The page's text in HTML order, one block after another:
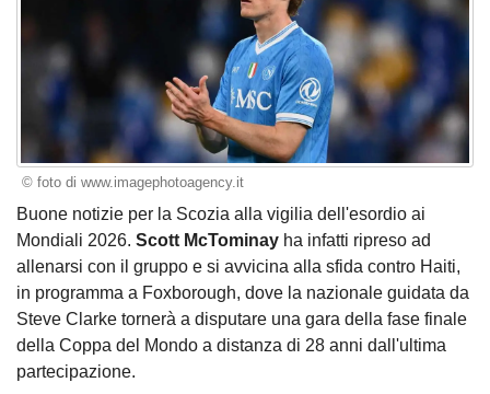
© foto di www.imagephotoagency.it
Buone notizie per la Scozia alla vigilia dell'esordio ai
Mondiali 2026. Scott McTominay ha infatti ripreso ad
allenarsi con il gruppo e si avvicina alla sfida contro Haiti,
in programma a Foxborough, dove la nazionale guidata da
Steve Clarke tornerà a disputare una gara della fase finale
della Coppa del Mondo a distanza di 28 anni dall'ultima
partecipazione.